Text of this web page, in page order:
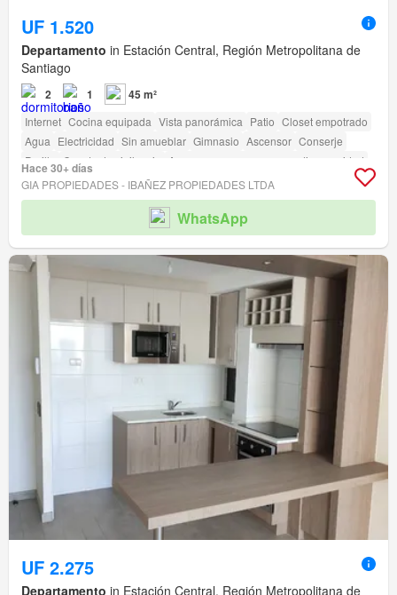
UF 1.520
Departamento in Estación Central, Región Metropolitana de
Santiago
2 1 45 m²
Internet Cocina equipada Vista panorámica Patio Closet empotrado
Agua Electricidad Sin amueblar Gimnasio Ascensor Conserje
Parilla
Caseta de vigilancia Acceso para personas con discapacidad
Hace 30+ días
GIA PROPIEDADES - IBAÑEZ PROPIEDADES LTDA
WhatsApp
UF 2.275
Departamento in Estación Central, Región Metropolitana de